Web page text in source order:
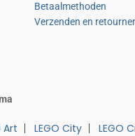
Betaalmethoden
Verzenden en
Art LEGO City LEGO